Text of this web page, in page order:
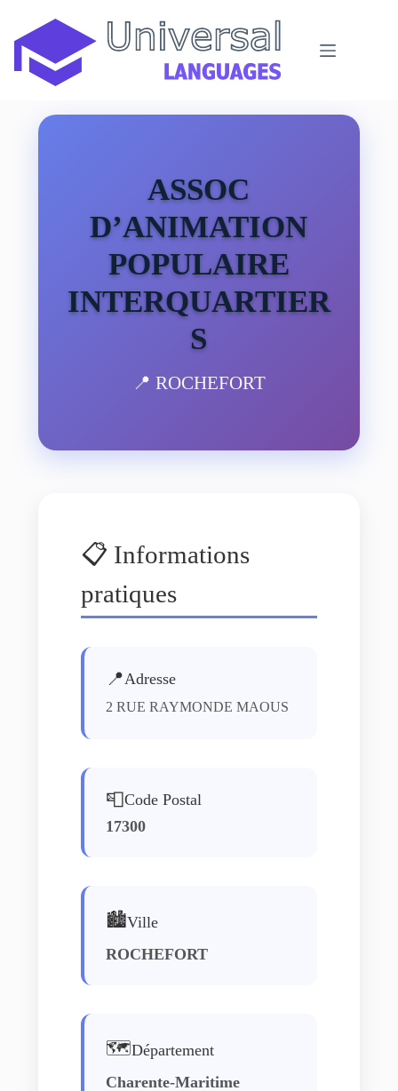
contenu
ASSOC
D’ANIMATION
POPULAIRE
INTERQUARTIER
S
📍 ROCHEFORT
📋 Informations
pratiques
📍Adresse
2 RUE RAYMONDE MAOUS
📮Code Postal
17300
🏙️Ville
ROCHEFORT
🗺️Département
Charente-Maritime